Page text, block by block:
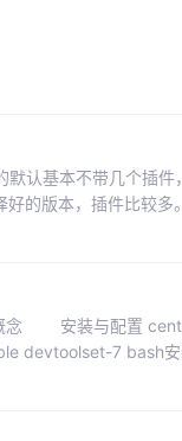
认基本不带几个插件
的版本，插件比较多。
概念 安装与配置
devtoolset-7 bash